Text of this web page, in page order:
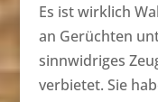
Es ist wirklich
an Gerüchten
sinnwidriges
verbietet. Sie